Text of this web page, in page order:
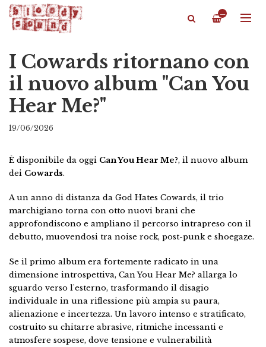
—
I Cowards ritornano con
il nuovo album "Can You
Hear Me?"
19/06/2026
È disponibile da oggi Can You Hear Me?, il nuovo album
dei Cowards.
A un anno di distanza da God Hates Cowards, il trio
marchigiano torna con otto nuovi brani che
approfondiscono e ampliano il percorso intrapreso con il
debutto, muovendosi tra noise rock, post-punk e shoegaze.
Se il primo album era fortemente radicato in una
dimensione introspettiva, Can You Hear Me? allarga lo
sguardo verso l'esterno, trasformando il disagio
individuale in una riflessione più ampia su paura,
alienazione e incertezza. Un lavoro intenso e stratificato,
costruito su chitarre abrasive, ritmiche incessanti e
atmosfere sospese, dove tensione e vulnerabilità